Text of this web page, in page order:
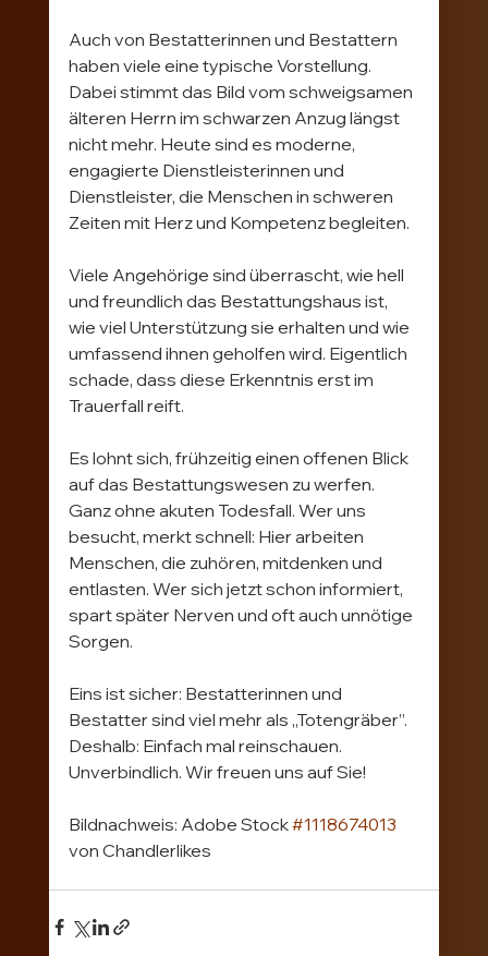
Auch von Bestatterinnen und Bestattern
haben viele eine typische Vorstellung.
Dabei stimmt das Bild vom schweigsamen
älteren Herrn im schwarzen Anzug längst
nicht mehr. Heute sind es moderne,
engagierte Dienstleisterinnen und
Dienstleister, die Menschen in schweren
Zeiten mit Herz und Kompetenz begleiten.
Viele Angehörige sind überrascht, wie hell
und freundlich das Bestattungshaus ist,
wie viel Unterstützung sie erhalten und wie
umfassend ihnen geholfen wird. Eigentlich
schade, dass diese Erkenntnis erst im
Trauerfall reift.
Es lohnt sich, frühzeitig einen offenen Blick
auf das Bestattungswesen zu werfen.
Ganz ohne akuten Todesfall. Wer uns
besucht, merkt schnell: Hier arbeiten
Menschen, die zuhören, mitdenken und
entlasten. Wer sich jetzt schon informiert,
spart später Nerven und oft auch unnötige
Sorgen.
Eins ist sicher: Bestatterinnen und
Bestatter sind viel mehr als „Totengräber”.
Deshalb: Einfach mal reinschauen.
Unverbindlich. Wir freuen uns auf Sie!
Bildnachweis: Adobe Stock #1118674013
von Chandlerlikes